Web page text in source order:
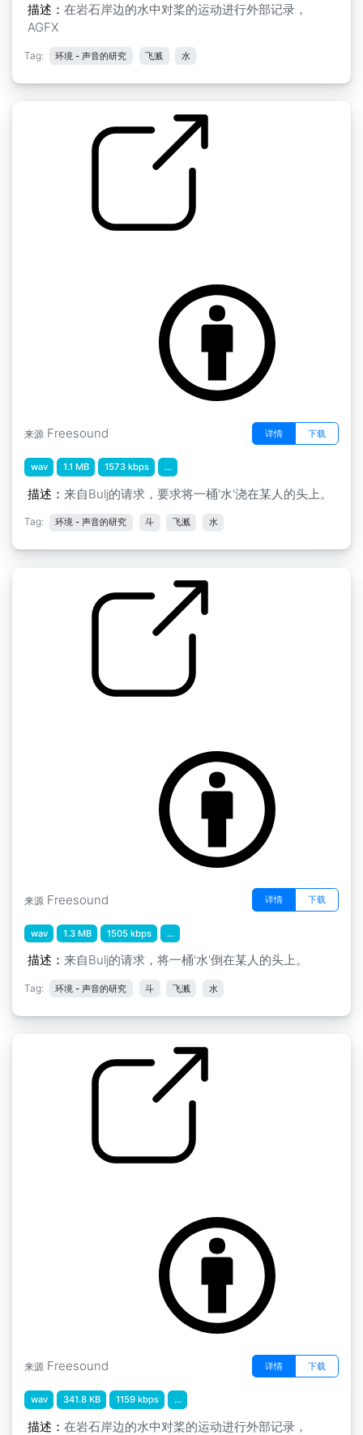
描述： 在岩石岸边的水中对桨的运动进行外部记录，
AGFX
Tag: 环境 - 声音的研究 飞溅 水
来源 Freesound 详情 下载
wav 1.1 MB 1573 kbps ...
描述： 来自Bulj的请求，要求将一桶'水'浇在某人的头上。
Tag: 环境 - 声音的研究 斗 飞溅 水
来源 Freesound 详情 下载
wav 1.3 MB 1505 kbps ...
描述： 来自Bulj的请求，将一桶'水'倒在某人的头上。
Tag: 环境 - 声音的研究 斗 飞溅 水
来源 Freesound 详情 下载
wav 341.8 KB 1159 kbps ...
描述： 在岩石岸边的水中对桨的运动进行外部记录，